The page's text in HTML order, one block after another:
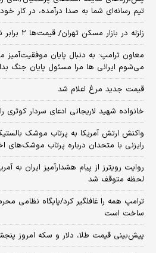
تیم رسانه‌ای شما به صدا درآمده، در کار
زلزله در بازار مسکن تهران/ قیمت‌ها ۲ برابر شد، خریدار ناپدید شد
معاون ترامپ: به دنبال پایان
می‌شوم ایرانی ها مرا مسئول پایان جنگ
قیمت جدید مرغ اعلام شد
خانواده شهید لاریجانی ادعای سردار کوثری
واکنش ارتش آمریکا به پرتاب موشک
رایزنی با متحدان درباره پرتاب موشک‌های
روایت رویترز از پیام هشدارآمیز ایران به
لحظه متوقف شد
ترامپ همه را غافلگیر کرد/پایگاه نظامی
ساخت است
پیش‌بینی قیمت طلا، دلار و سکه امروز پنجشنبه ۱۵ مرداد